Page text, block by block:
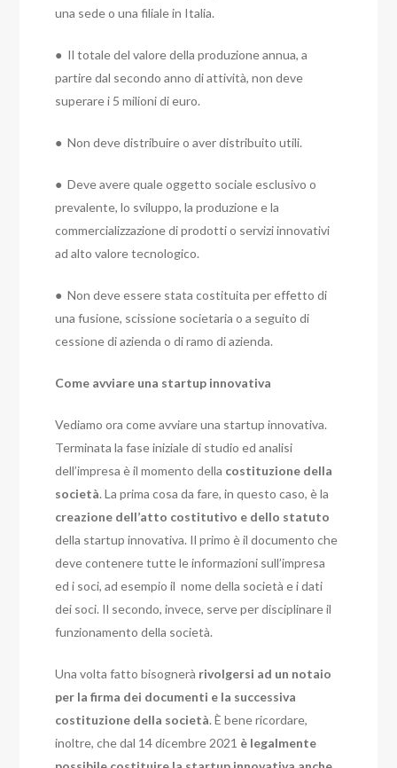
una sede o una filiale in Italia.
● Il totale del valore della produzione annua, a
partire dal secondo anno di attività, non deve
superare i 5 milioni di euro.
● Non deve distribuire o aver distribuito utili.
● Deve avere quale oggetto sociale esclusivo o
prevalente, lo sviluppo, la produzione e la
commercializzazione di prodotti o servizi innovativi
ad alto valore tecnologico.
● Non deve essere stata costituita per effetto di
una fusione, scissione societaria o a seguito di
cessione di azienda o di ramo di azienda.
Come avviare una startup innovativa
Vediamo ora come avviare una startup innovativa.
Terminata la fase iniziale di studio ed analisi
dell’impresa è il momento della costituzione della
società. La prima cosa da fare, in questo caso, è la
creazione dell’atto costitutivo e dello statuto
della startup innovativa. Il primo è il documento che
deve contenere tutte le informazioni sull’impresa
ed i soci, ad esempio il nome della società e i dati
dei soci. Il secondo, invece, serve per disciplinare il
funzionamento della società.
Una volta fatto bisognerà rivolgersi ad un notaio
per la firma dei documenti e la successiva
costituzione della società. È bene ricordare,
inoltre, che dal 14 dicembre 2021 è legalmente